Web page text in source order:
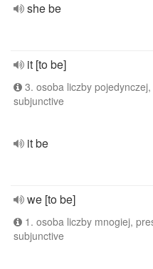
she be
it [to be]
3. osoba liczby
subjunctive
it be
we [to be]
1. osoba liczby mnogiej,
subjunctive